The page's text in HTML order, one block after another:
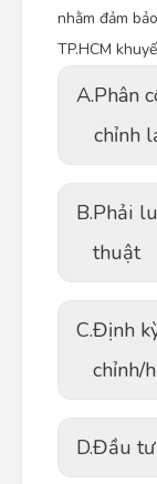
nhằm đảm
TP.HCM
A.Phân
chỉnh
B.Phải
thuật
C.Định
chỉnh/
D.Đầu tư